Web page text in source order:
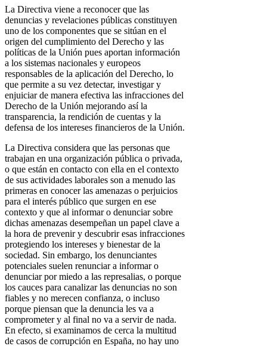
La Directiva viene a reconocer que las
denuncias y revelaciones públicas constituyen
uno de los componentes que se sitúan en el
origen del cumplimiento del Derecho y las
políticas de la Unión pues aportan información
a los sistemas nacionales y europeos
responsables de la aplicación del Derecho, lo
que permite a su vez detectar, investigar y
enjuiciar de manera efectiva las infracciones del
Derecho de la Unión mejorando así la
transparencia, la rendición de cuentas y la
defensa de los intereses financieros de la Unión.
La Directiva considera que las personas que
trabajan en una organización pública o privada,
o que están en contacto con ella en el contexto
de sus actividades laborales son a menudo las
primeras en conocer las amenazas o perjuicios
para el interés público que surgen en ese
contexto y que al informar o denunciar sobre
dichas amenazas desempeñan un papel clave a
la hora de prevenir y descubrir esas infracciones
protegiendo los intereses y bienestar de la
sociedad. Sin embargo, los denunciantes
potenciales suelen renunciar a informar o
denunciar por miedo a las represalias, o porque
los cauces para canalizar las denuncias no son
fiables y no merecen confianza, o incluso
porque piensan que la denuncia les va a
comprometer y al final no va a servir de nada.
En efecto, si examinamos de cerca la multitud
de casos de corrupción en España, no hay uno